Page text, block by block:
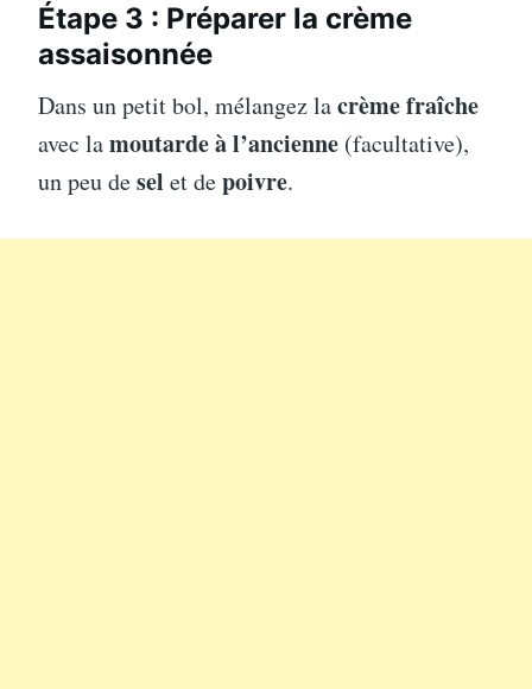
Étape 3 : Préparer la crème
assaisonnée
Dans un petit bol, mélangez lacrème fraîche
avec lamoutarde à l’ancienne (facultative),
un peu desel et depoivre.